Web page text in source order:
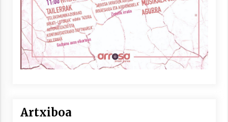
Artxiboa